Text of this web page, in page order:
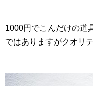
1000円でこんだけの道
ではありますがクオリ